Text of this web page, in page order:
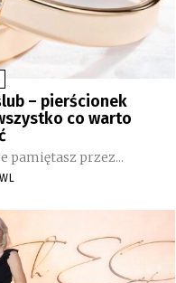
– pierścionek
co warto
pamiętasz przez...